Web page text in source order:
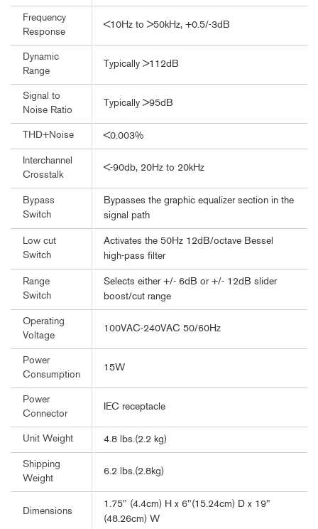
Frequency
Response
<10Hz to >50kHz, +0.5/-3dB
Dynamic
Range
Typically >112dB
Signal to
Noise Ratio
Typically >95dB
THD+Noise <0.003%
Interchannel
Crosstalk
<-90db, 20Hz to 20kHz
Bypass
Switch
Bypasses the graphic equalizer section in the
signal path
Low cut
Switch
Activates the 50Hz 12dB/octave Bessel
high-pass filter
Range
Switch
Selects either +/- 6dB or +/- 12dB slider
boost/cut range
Operating
Voltage
100VAC-240VAC 50/60Hz
Power
Consumption
15W
Power
Connector
IEC receptacle
Unit Weight 4.8 lbs.(2.2 kg)
Shipping
Weight
6.2 lbs.(2.8kg)
Dimensions
1.75" (4.4cm) H x 6"(15.24cm) D x 19"
(48.26cm) W